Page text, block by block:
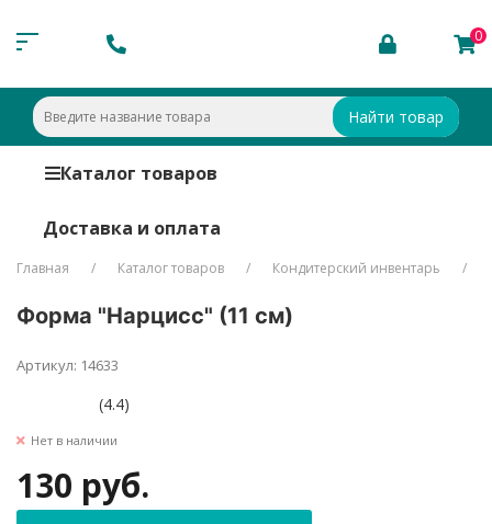
0
Найти товар
Каталог товаров
Доставка и оплата
Главная Каталог товаров Кондитерский инвентарь
Форма "Нарцисс" (11 см)
Артикул: 14633
(4.4)
Нет в наличии
130 руб.